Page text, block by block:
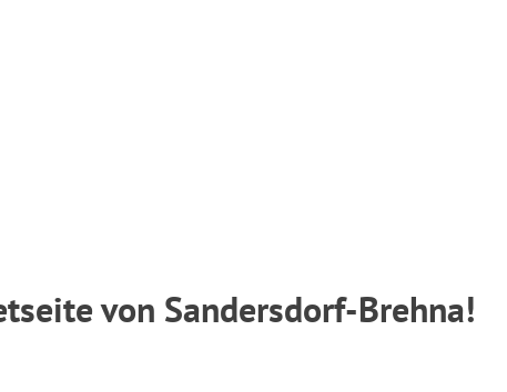
von Sandersdorf-Brehna!